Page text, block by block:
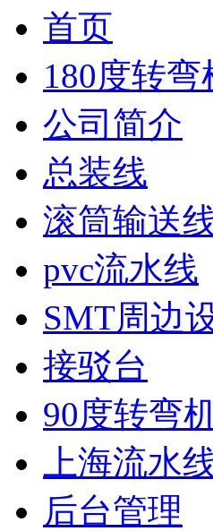
首页
180度转弯
公司简介
总装线
滚筒输送
pvc流水线
SMT周边
接驳台
90度转弯
上海流水
后台管理